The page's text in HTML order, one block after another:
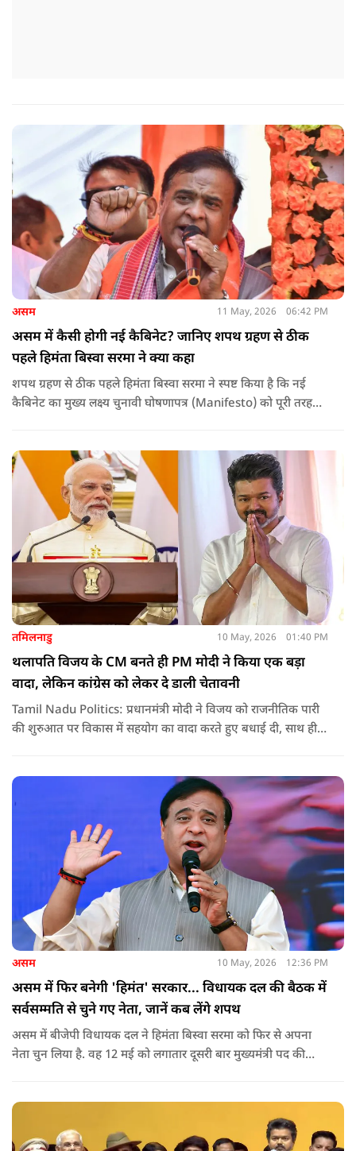
असम 11 May, 2026 06:42 PM
असम में कैसी होगी नई कैबिनेट? जानिए शपथ ग्रहण से ठीक
पहले हिमंता बिस्वा सरमा ने क्या कहा
शपथ ग्रहण से ठीक पहले हिमंता बिस्वा सरमा ने स्पष्ट किया है कि नई
कैबिनेट का मुख्य लक्ष्य चुनावी घोषणापत्र (Manifesto) को पूरी तरह
तमिलनाडु 10 May, 2026 01:40 PM
थलापति विजय के CM बनते ही PM मोदी ने किया एक बड़ा
वादा, लेकिन कांग्रेस को लेकर दे डाली चेतावनी
Tamil Nadu Politics: प्रधानमंत्री मोदी ने विजय को राजनीतिक पारी
की शुरुआत पर विकास में सहयोग का वादा करते हुए बधाई दी, साथ ही
असम 10 May, 2026 12:36 PM
असम में फिर बनेगी 'हिमंत' सरकार... विधायक दल की बैठक में
सर्वसम्मति से चुने गए नेता, जानें कब लेंगे शपथ
असम में बीजेपी विधायक दल ने हिमंता बिस्वा सरमा को फिर से अपना
नेता चुन लिया है. वह 12 मई को लगातार दूसरी बार मुख्यमंत्री पद की